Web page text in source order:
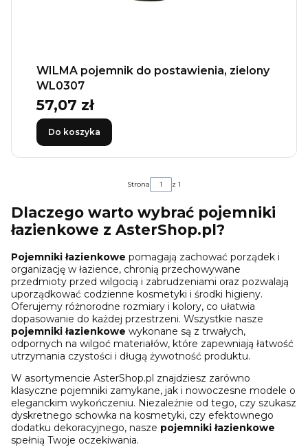
WILMA pojemnik do postawienia, zielony
WL0307
Cena
57,07 zł
Do koszyka
Strona z 1
Dlaczego warto wybrać pojemniki
łazienkowe z AsterShop.pl?
Pojemniki łazienkowe pomagają zachować porządek i
organizację w łazience, chronią przechowywane
przedmioty przed wilgocią i zabrudzeniami oraz pozwalają
uporządkować codzienne kosmetyki i środki higieny.
Oferujemy różnorodne rozmiary i kolory, co ułatwia
dopasowanie do każdej przestrzeni. Wszystkie nasze
pojemniki łazienkowe wykonane są z trwałych,
odpornych na wilgoć materiałów, które zapewniają łatwość
utrzymania czystości i długą żywotność produktu.
W asortymencie AsterShop.pl znajdziesz zarówno
klasyczne pojemniki zamykane, jak i nowoczesne modele o
eleganckim wykończeniu. Niezależnie od tego, czy szukasz
dyskretnego schowka na kosmetyki, czy efektownego
dodatku dekoracyjnego, nasze pojemniki łazienkowe
spełnią Twoje oczekiwania.